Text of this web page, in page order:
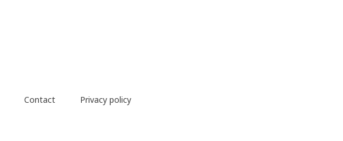
Contact Privacy policy